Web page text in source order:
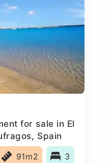
for sale in El
Spain
91m2 3